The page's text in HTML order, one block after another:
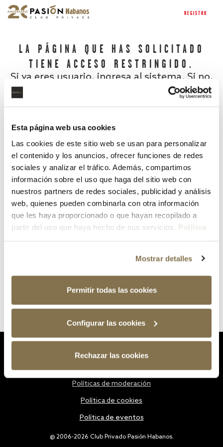
Esta página web usa cookies
Las cookies de este sitio web se usan para personalizar
el contenido y los anuncios, ofrecer funciones de redes
sociales y analizar el tráfico. Además, compartimos
información sobre el uso que haga del sitio web con
nuestros partners de redes sociales, publicidad y análisis
web, quienes pueden combinarla con otra información
que les haya proporcionado o que hayan recopilado a
partir del uso que haya hecho de sus servicios. Política
Mostrar detalles
Permitir todas las cookies
Configurar las cookies
Rechazar las cookies
REGISTRO
LA PÁGINA QUE HAS SOLICITADO
TIENE ACCESO RESTRINGIDO.
Si ya eres usuario, ingresa al sistema. Si no,
¿Has olvidado tu contraseña?
@ 2006-2026 Club Privado Pasión Habanos.
Políticas de moderación
Política de cookies
Política de eventos